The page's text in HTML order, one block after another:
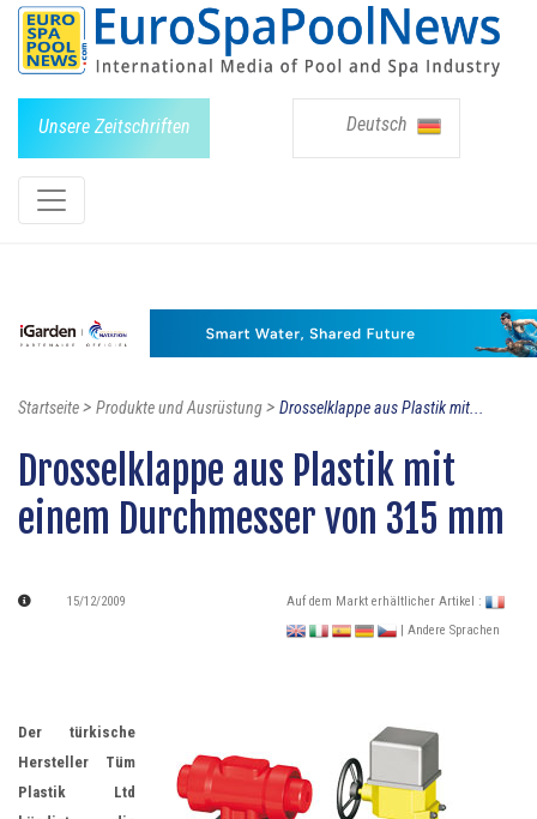
Unsere Zeitschriften Deutsch
Startseite> Produkte und Ausrüstung> Drosselklappe aus Plastik mit...
Drosselklappe aus Plastik mit
einem Durchmesser von 315 mm
15/12/2009
Auf dem Markt erhältlicher Artikel :
| Andere Sprachen
Der türkische
Hersteller Tüm
Plastik Ltd